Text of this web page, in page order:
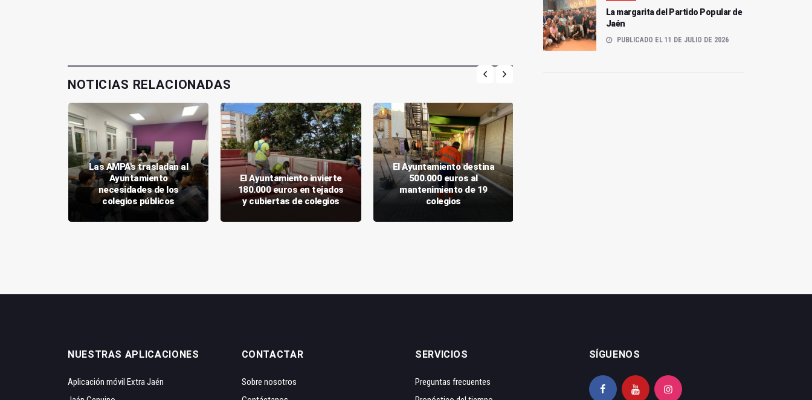
NOTICIAS RELACIONADAS
Las AMPA's trasladan al
Ayuntamiento
necesidades de los
colegios públicos
El Ayuntamiento invierte
180.000 euros en tejados
y cubiertas de colegios
El Ayuntamiento destina
500.000 euros al
mantenimiento de 19
colegios
La margarita del Partido Popular de
Jaén
PUBLICADO EL 11 DE JULIO DE 2026
NUESTRAS APLICACIONES
Aplicación móvil Extra Jaén
CONTACTAR
Sobre nosotros
SERVICIOS
Preguntas frecuentes
SÍGUENOS